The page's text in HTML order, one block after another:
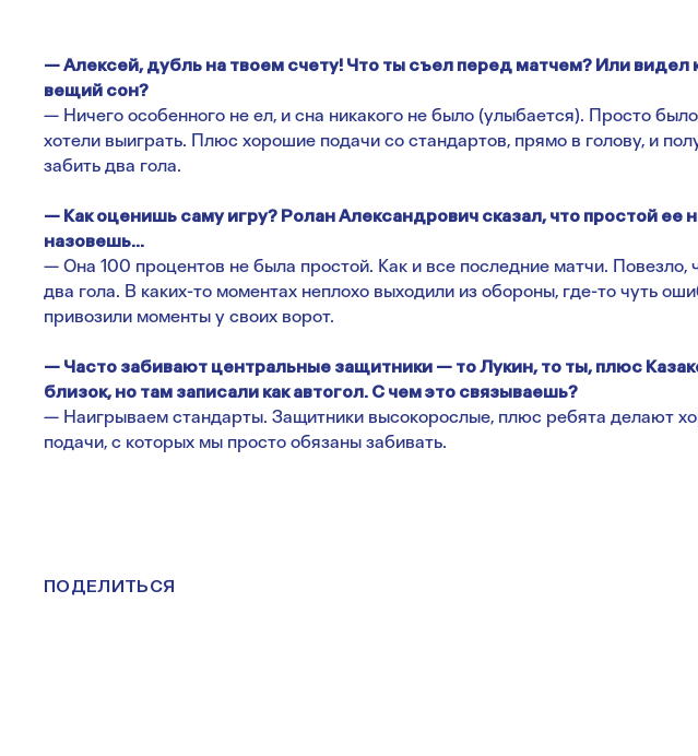
— Алексей, дубль на твоем счету! Что ты съел перед матчем? Или видел
вещий сон?
— Ничего особенного не ел, и сна никакого не было (улыбается). Просто
хотели выиграть. Плюс хорошие подачи со стандартов, прямо в голову, и
забить два гола.
— Как оценишь саму игру? Ролан Александрович сказал, что простой ее
назовешь…
— Она 100 процентов не была простой. Как и все последние матчи. Повезло,
два гола. В каких-то моментах неплохо выходили из обороны, где-то чуть
привозили моменты у своих ворот.
— Часто забивают центральные защитники — то Лукин, то ты, плюс
близок, но там записали как автогол. С чем это связываешь?
— Наигрываем стандарты. Защитники высокорослые, плюс ребята делают
подачи, с которых мы просто обязаны забивать.
ПОДЕЛИТЬСЯ